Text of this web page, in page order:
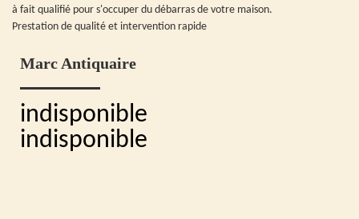
à fait qualifié pour s'occuper du débarras de votre maison.
Prestation de qualité et intervention rapide
Marc Antiquaire
indisponible
indisponible